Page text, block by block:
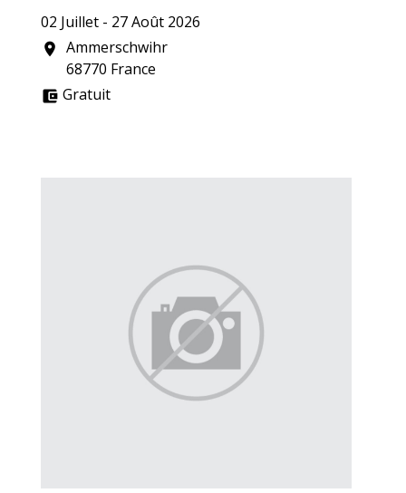
02 Juillet - 27 Août 2026
location_on Ammerschwihr
68770 France
account_balance_wallet Gratuit